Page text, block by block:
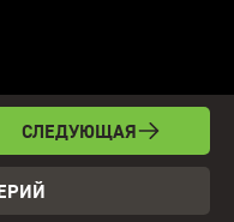
СЛЕДУЮЩАЯ